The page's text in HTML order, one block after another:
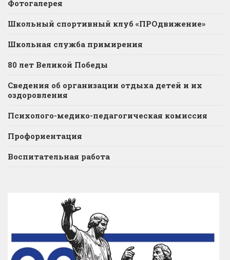
Фотогалерея
Школьный спортивный клуб «ПРОдвижение»
Школьная служба примирения
80 лет Великой Победы
Сведения об организации отдыха детей и их
оздоровления
Психолого-медико-педагогическая комиссия
Профориентация
Воспитательная работа